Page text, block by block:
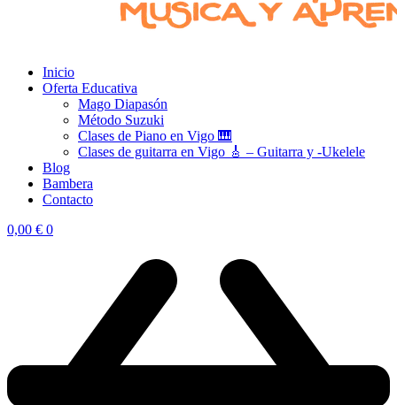
Inicio
Oferta Educativa
Mago Diapasón
Método Suzuki
Clases de Piano en Vigo 🎹
Clases de guitarra en Vigo 🎸 – Guitarra y -Ukelele
Blog
Bambera
Contacto
0,00 € 0